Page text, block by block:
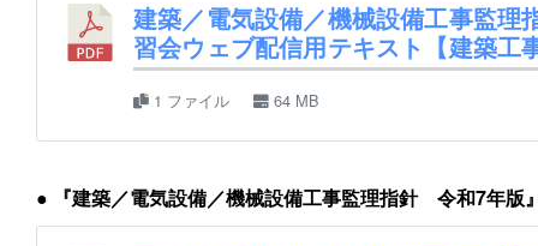
建築／電気設備／機械設備工事監理
習会ウェブ配信用テキスト【建築工
1 ファイル 64 MB
● 『建築／電気設備／機械設備工事監理指針 令和7年版